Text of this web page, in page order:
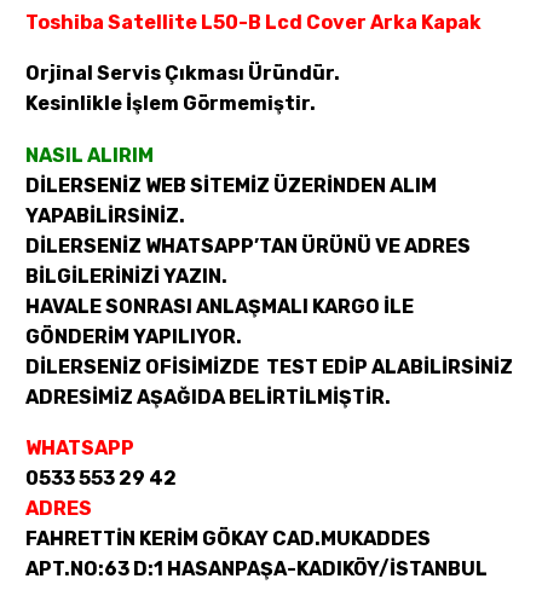
Toshiba Satellite L50-B Lcd Cover Arka Kapak
Orjinal Servis Çıkması Üründür.
Kesinlikle İşlem Görmemiştir.
NASIL ALIRIM
DİLERSENİZ WEB SİTEMİZ ÜZERİNDEN ALIM
YAPABİLİRSİNİZ.
DİLERSENİZ WHATSAPP’TAN ÜRÜNÜ VE ADRES
BİLGİLERİNİZİ YAZIN.
HAVALE SONRASI ANLAŞMALI KARGO İLE
GÖNDERİM YAPILIYOR.
DİLERSENİZ OFİSİMİZDE TEST EDİP ALABİLİRSİNİZ
ADRESİMİZ AŞAĞIDA BELİRTİLMİŞTİR.
WHATSAPP
0533 553 29 42
ADRES
FAHRETTİN KERİM GÖKAY CAD.MUKADDES
APT.NO:63 D:1 HASANPAŞA-KADIKÖY/İSTANBUL